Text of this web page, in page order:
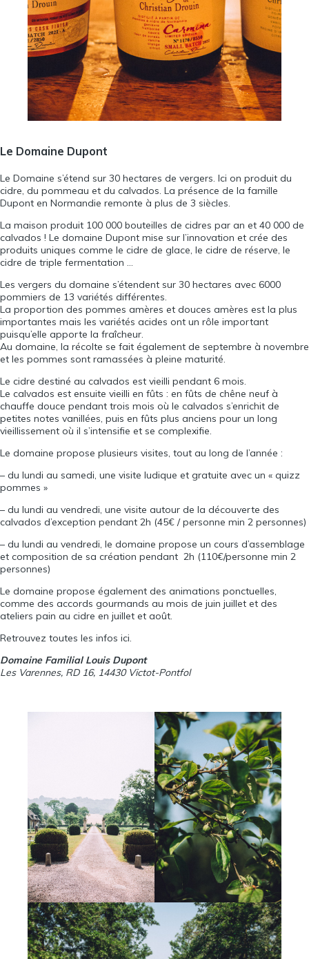
Le Domaine Dupont
Le Domaine s’étend sur 30 hectares de vergers. Ici on produit du
cidre, du pommeau et du calvados. La présence de la famille
Dupont en Normandie remonte à plus de 3 siècles.
La maison produit 100 000 bouteilles de cidres par an et 40 000 de
calvados ! Le domaine Dupont mise sur l’innovation et crée des
produits uniques comme le cidre de glace, le cidre de réserve, le
cidre de triple fermentation …
Les vergers du domaine s’étendent sur 30 hectares avec 6000
pommiers de 13 variétés différentes.
La proportion des pommes amères et douces amères est la plus
importantes mais les variétés acides ont un rôle important
puisqu’elle apporte la fraîcheur.
Au domaine, la récolte se fait également de septembre à novembre
et les pommes sont ramassées à pleine maturité.
Le cidre destiné au calvados est vieilli pendant 6 mois.
Le calvados est ensuite vieilli en fûts : en fûts de chêne neuf à
chauffe douce pendant trois mois où le calvados s’enrichit de
petites notes vanillées, puis en fûts plus anciens pour un long
vieillissement où il s’intensifie et se complexifie.
Le domaine propose plusieurs visites, tout au long de l’année :
– du lundi au samedi, une visite ludique et gratuite avec un « quizz
pommes »
– du lundi au vendredi, une visite autour de la découverte des
calvados d’exception pendant 2h (45€ / personne min 2 personnes)
– du lundi au vendredi, le domaine propose un cours d’assemblage
et composition de sa création pendant 2h (110€/personne min 2
personnes)
Le domaine propose également des animations ponctuelles,
comme des accords gourmands au mois de juin juillet et des
ateliers pain au cidre en juillet et août.
Retrouvez toutes les infos ici.
Domaine Familial Louis Dupont
Les Varennes, RD 16, 14430 Victot-Pontfol